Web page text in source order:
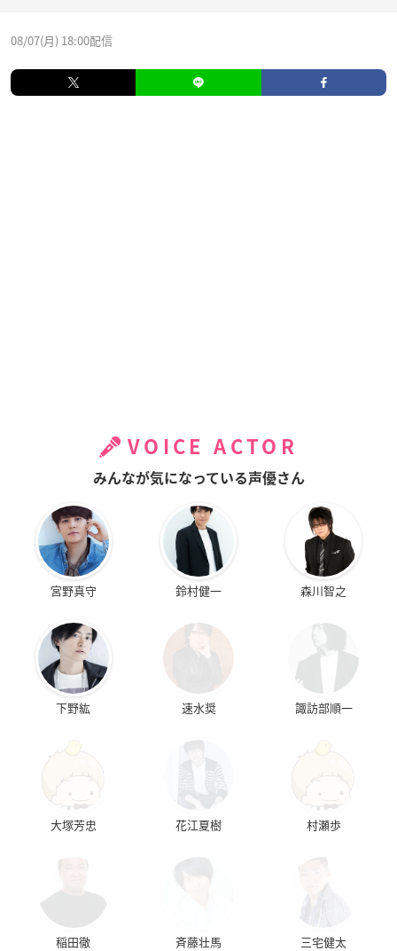
08/07(月) 18:00配信
VOICE ACTOR
みんなが気になっている声優さん
宮野真守 鈴村健一 森川智之
下野紘 速水奨 諏訪部順一
大塚芳忠 花江夏樹 村瀬歩
稲田徹 斉藤壮馬 三宅健太